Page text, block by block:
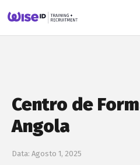
Centro de
Angola
Data: Agosto 1, 2025